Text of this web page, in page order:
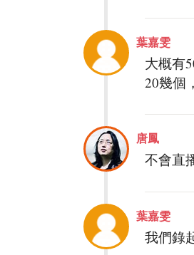
葉嘉雯
大概有
20幾個
唐鳳
不會直
葉嘉雯
我們錄